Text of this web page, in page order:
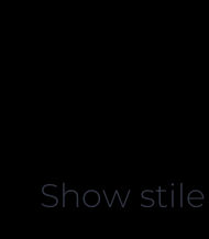
Show stile